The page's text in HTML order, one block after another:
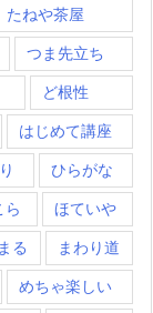
たねや茶屋
つま先立ち
ど根性
はじめて講座
ひらがな
ら ほていや
る まわり道
めちゃ楽しい